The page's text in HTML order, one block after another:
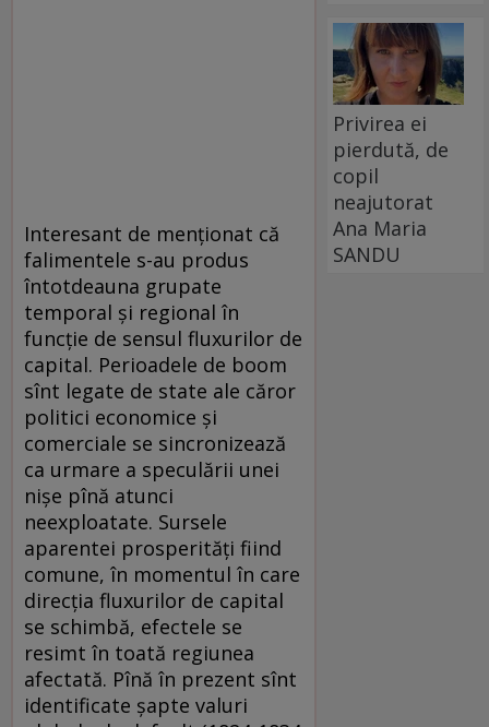
Interesant de menţionat că
falimentele s-au produs
întotdeauna grupate
temporal şi regional în
funcţie de sensul fluxurilor de
capital. Perioadele de boom
sînt legate de state ale căror
politici economice şi
comerciale se sincronizează
ca urmare a speculării unei
nişe pînă atunci
neexploatate. Sursele
aparentei prosperităţi fiind
comune, în momentul în care
direcţia fluxurilor de capital
se schimbă, efectele se
resimt în toată regiunea
afectată. Pînă în prezent sînt
identificate şapte valuri
Privirea ei
pierdută, de
copil
neajutorat
Ana Maria
SANDU